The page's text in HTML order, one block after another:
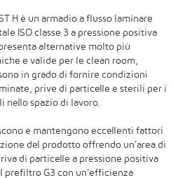
H è un armadio a flusso laminare
ISO classe 3 a pressione positiva
alternative molto più
e valide per le clean room,
in grado di fornire condizioni
prive di particelle e sterili per i
nello spazio di lavoro.
e mantengono eccellenti fattori
del prodotto offrendo un'area di
di particelle a pressione positiva
prefiltro G3 con un'efficienza